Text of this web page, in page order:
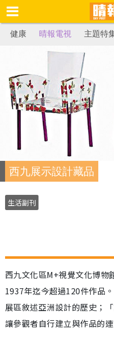
健康 晴報電視 主題特
西九展示設計藏品
生活副刊
西九文化區M+視覺文化博物
1937年迄今超過120件作品
展區敘述亞洲設計的歷史；
讓參觀者自行建立與作品的